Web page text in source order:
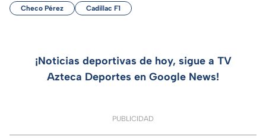
Checo Pérez Cadillac F1
¡Noticias deportivas de hoy, sigue a TV
Azteca Deportes en Google News!
PUBLICIDAD